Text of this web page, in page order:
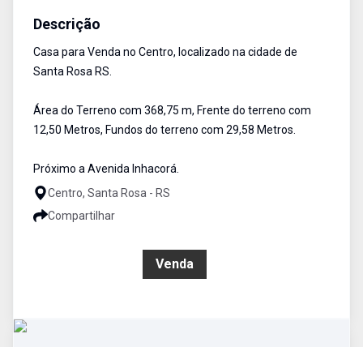
Descrição
Casa para Venda no Centro, localizado na cidade de
Santa Rosa RS.
Área do Terreno com 368,75 m, Frente do terreno com
12,50 Metros, Fundos do terreno com 29,58 Metros.
Próximo a Avenida Inhacorá.
Centro, Santa Rosa - RS
Compartilhar
Venda